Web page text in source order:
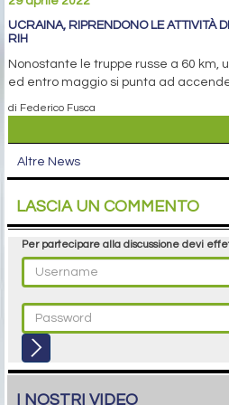
UCRAINA, RIPRENDONO LE ATTIVITÀ
RIH
Nonostante le truppe russe a 60 km,
ed entro maggio si punta ad
di Federico Fusca
Altre News
LASCIA UN COMMENTO
Per partecipare alla discussione devi
I NOSTRI VIDEO